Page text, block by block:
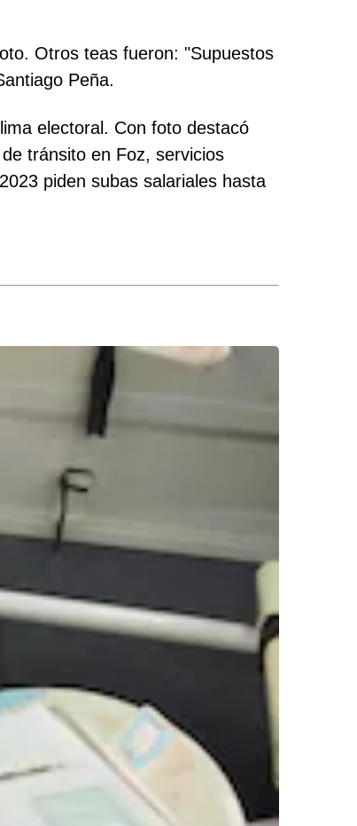
Otros teas fueron: "Supuestos
Peña.
electoral. Con foto destacó
tránsito en Foz, servicios
piden subas salariales hasta